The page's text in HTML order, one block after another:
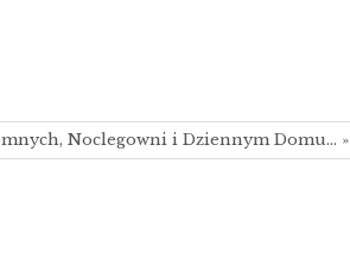
Noclegowni i Dziennym Domu… »